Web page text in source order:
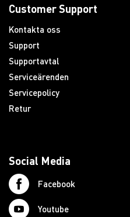
Customer Support
Kontakta oss
Support
Supportavtal
Serviceärenden
Servicepolicy
Retur
Social Media
Facebook
Youtube